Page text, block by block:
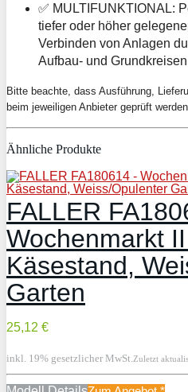
✅ MULTIFUNKTIONAL:
tiefer oder höher
Verbinden von Anlagen
Aufbau- und
Bitte beachte, dass Ausführung,
beim jeweiligen Anbieter geprüft
Ähnliche Produkte
FALLER
Wochenmarkt
Käsestand,
Garten
25,12 €
inkl. 19% gesetzlicher MwSt. Zuletzt